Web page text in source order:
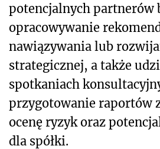
potencjalnych partnerów
opracowywanie
nawiązywania lub
strategicznej, a także
spotkaniach
przygotowanie raportów
ocenę ryzyk oraz
dla spółki.